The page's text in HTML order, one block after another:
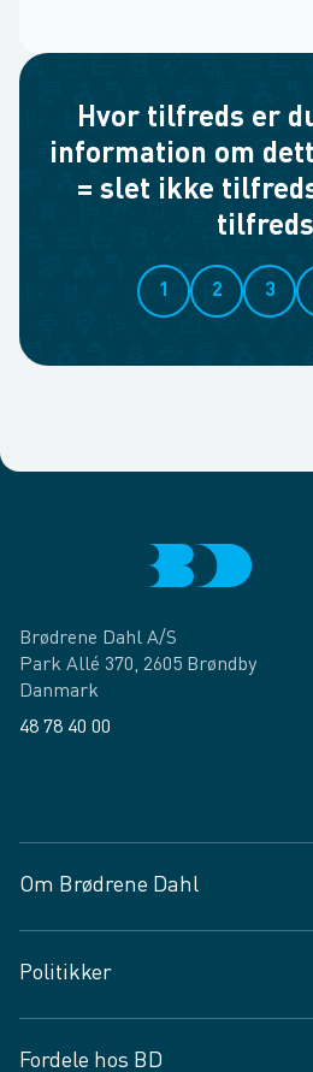
Hvor tilfreds er
information om
= slet ikke
1 2 3
Brødrene Dahl A/S
Park Allé 370, 2605 Brøndby
Danmark
48 78 40 00
Om Brødrene Dahl
Vagttelefon 30 10 89 89
Spørgsmål og svar
Job og karriere
Politikker
Fordele hos BD